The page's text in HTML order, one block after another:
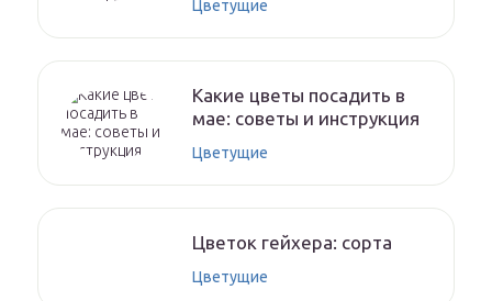
Цветущие
Какие цветы посадить в
мае: советы и инструкция
Цветущие
Цветок гейхера: сорта
Цветущие